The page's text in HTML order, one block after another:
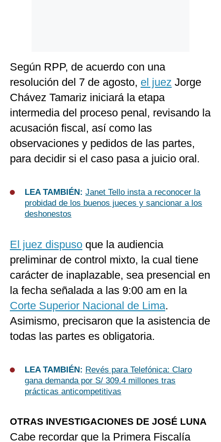
Según RPP, de acuerdo con una
resolución del 7 de agosto, el juez Jorge
Chávez Tamariz iniciará la etapa
intermedia del proceso penal, revisando la
acusación fiscal, así como las
observaciones y pedidos de las partes,
para decidir si el caso pasa a juicio oral.
LEA TAMBIÉN: Janet Tello insta a reconocer la
probidad de los buenos jueces y sancionar a los
deshonestos
El juez dispuso que la audiencia
preliminar de control mixto, la cual tiene
carácter de inaplazable, sea presencial en
la fecha señalada a las 9:00 am en la
Corte Superior Nacional de Lima.
Asimismo, precisaron que la asistencia de
todas las partes es obligatoria.
LEA TAMBIÉN: Revés para Telefónica: Claro
gana demanda por S/ 309.4 millones tras
prácticas anticompetitivas
OTRAS INVESTIGACIONES DE JOSÉ LUNA
Cabe recordar que la Primera Fiscalía